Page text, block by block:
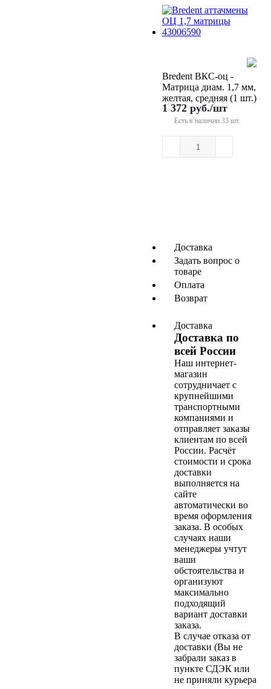
Bredent ВКС-оц -
Матрица диам. 1,7 мм,
желтая, средняя (1 шт.)
1 372 руб./шт
Есть в наличии 33 шт.
Доставка
Задать вопрос о
товаре
Оплата
Возврат
Доставка
Доставка по
всей России
Наш интернет-
магазин
сотрудничает с
крупнейшими
транспортными
компаниями и
отправляет заказы
клиентам по всей
России. Расчёт
стоимости и срока
доставки
выполняется на
сайте
автоматически во
время оформления
заказа. В особых
случаях наши
менеджеры учтут
ваши
обстоятельства и
организуют
максимально
подходящий
вариант доставки
заказа.
В случае отказа от
доставки (Вы не
забрали заказ в
пункте СДЭК или
не приняли курьера